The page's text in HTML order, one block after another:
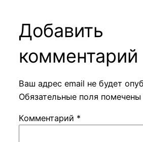
Добавить
комментарий
Ваш адрес email не будет
Обязательные поля помечены
Комментарий *